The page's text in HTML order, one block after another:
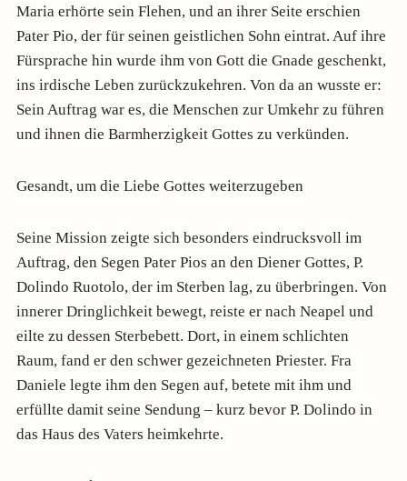
Maria erhörte sein Flehen, und an ihrer Seite erschien
Pater Pio, der für seinen geistlichen Sohn eintrat. Auf ihre
Fürsprache hin wurde ihm von Gott die Gnade geschenkt,
ins irdische Leben zurückzukehren. Von da an wusste er:
Sein Auftrag war es, die Menschen zur Umkehr zu führen
und ihnen die Barmherzigkeit Gottes zu verkünden.
Gesandt, um die Liebe Gottes weiterzugeben
Seine Mission zeigte sich besonders eindrucksvoll im
Auftrag, den Segen Pater Pios an den Diener Gottes, P.
Dolindo Ruotolo, der im Sterben lag, zu überbringen. Von
innerer Dringlichkeit bewegt, reiste er nach Neapel und
eilte zu dessen Sterbebett. Dort, in einem schlichten
Raum, fand er den schwer gezeichneten Priester. Fra
Daniele legte ihm den Segen auf, betete mit ihm und
erfüllte damit seine Sendung – kurz bevor P. Dolindo in
das Haus des Vaters heimkehrte.